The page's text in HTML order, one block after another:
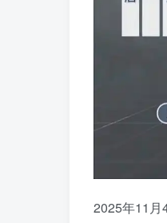
2025年11月